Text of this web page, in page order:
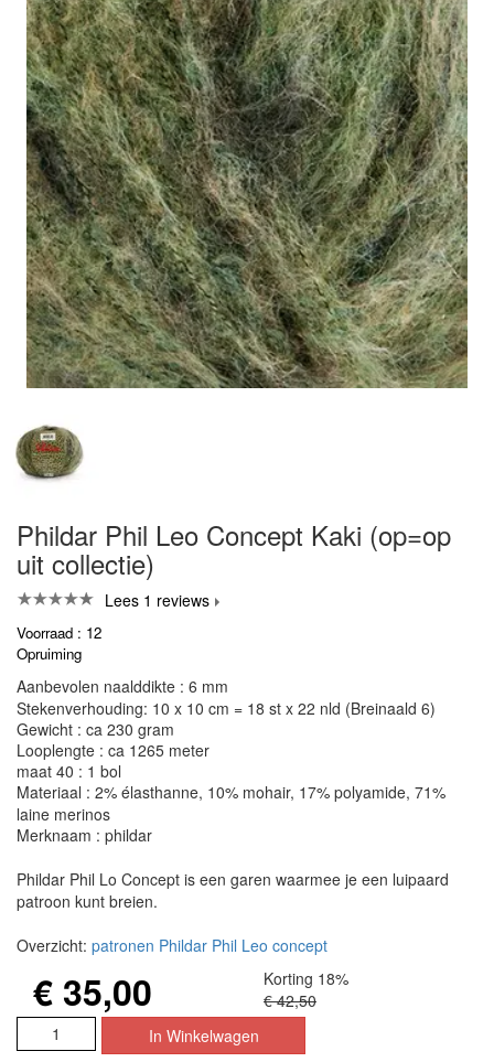
Phildar Phil Leo Concept Kaki (op=op
uit collectie)
Lees 1 reviews
Voorraad : 12
Opruiming
Aanbevolen naalddikte : 6 mm
Stekenverhouding: 10 x 10 cm = 18 st x 22 nld (Breinaald 6)
Gewicht : ca 230 gram
Looplengte : ca 1265 meter
maat 40 : 1 bol
Materiaal : 2% élasthanne, 10% mohair, 17% polyamide, 71%
laine merinos
Merknaam : phildar
Phildar Phil Lo Concept is een garen waarmee je een luipaard
patroon kunt breien.
Overzicht: patronen Phildar Phil Leo concept
€ 35,00
Korting 18%
€ 42,50